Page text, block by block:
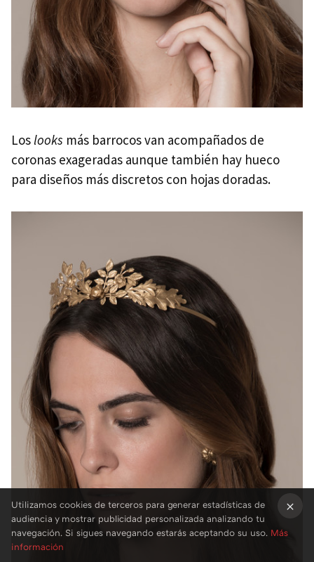
Loslooks más barrocos van acompañados de
coronas exageradas aunque también hay hueco
para diseños más discretos con hojas doradas.
Utilizamos cookies de terceros para generar estadísticas de
audiencia y mostrar publicidad personalizada analizando tu
navegación. Si sigues navegando estarás aceptando su uso. Más
información